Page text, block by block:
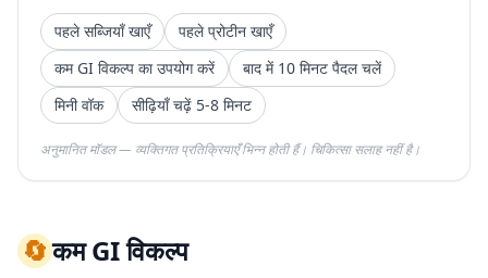
पहले सब्जियाँ खाएँ
पहले प्रोटीन खाएँ
कम GI विकल्प का उपयोग करें
बाद में 10 मिनट पैदल चलें
मिनी वॉक
सीढ़ियाँ चढ़ें 5-8 मिनट
अनुमानित मॉडल — व्यक्तिगत प्रतिक्रियाएँ भिन्न होती हैं। चिकित्सा सलाह नहीं है।
🔄कम GI विकल्प